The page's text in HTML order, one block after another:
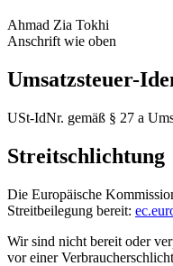
Ahmad Zia Tokhi
Anschrift wie oben
Umsatzsteuer-
USt-IdNr. gemäß § 27 a
Streitschlichtung
Die Europäische
Streitbeilegung bereit:
Wir sind nicht bereit oder
vor einer